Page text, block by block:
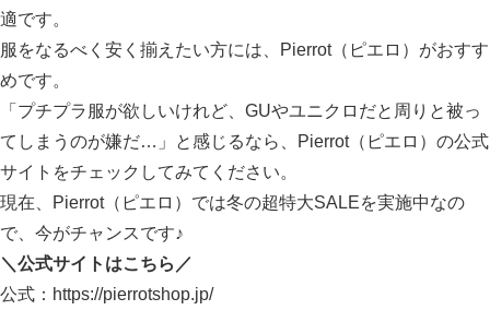
適です。
服をなるべく安く揃えたい方には、Pierrot（ピエロ）がおすす
めです。
「プチプラ服が欲しいけれど、GUやユニクロだと周りと被っ
てしまうのが嫌だ…」と感じるなら、Pierrot（ピエロ）の公式
サイトをチェックしてみてください。
現在、Pierrot（ピエロ）では冬の超特大SALEを実施中なの
で、今がチャンスです♪
＼公式サイトはこちら／
公式：https://pierrotshop.jp/